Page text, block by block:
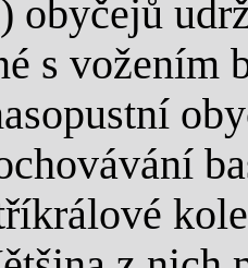
obyčejů
s vožením